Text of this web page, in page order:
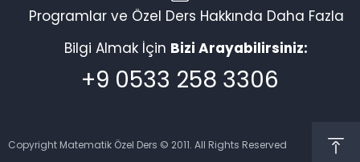
Programlar ve Özel Ders Hakkında Daha Fazla
Bilgi Almak İçin Bizi Arayabilirsiniz:
+9 0533 258 3306
Copyright Matematik Özel Ders © 2011. All Rights Reserved